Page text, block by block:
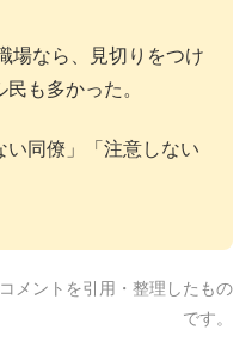
場なら、見切りをつけ
も多かった。
い同僚」「注意しない
メントを引用・整理したもの
です。